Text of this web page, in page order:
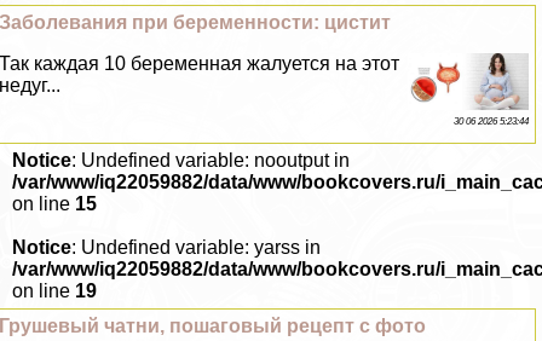
Заболевания при беременности: цистит
Так каждая 10 беременная жалуется на этот
недуг...
30 06 2026 5:23:44
Notice: Undefined variable: nooutput in
/var/www/iq22059882/data/www/bookcovers.ru/
on line 15
Notice: Undefined variable: yarss in
/var/www/iq22059882/data/www/bookcovers.ru/
on line 19
Грушевый чатни, пошаговый рецепт с фото